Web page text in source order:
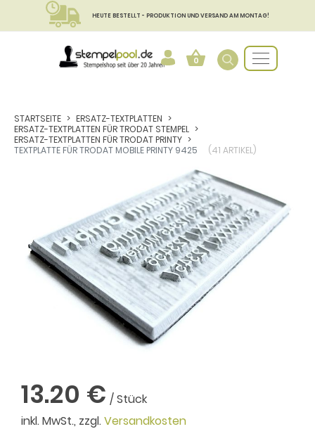
HEUTE BESTELLT - PRODUKTION UND VERSAND AM MONTAG!
0
STARTSEITE
ERSATZ-TEXTPLATTEN
ERSATZ-TEXTPLATTEN FÜR TRODAT STEMPEL
ERSATZ-TEXTPLATTEN FÜR TRODAT PRINTY
TEXTPLATTE FÜR TRODAT MOBILE PRINTY 9425
(41 ARTIKEL)
13.20 € / Stück
inkl. MwSt., zzgl.Versandkosten